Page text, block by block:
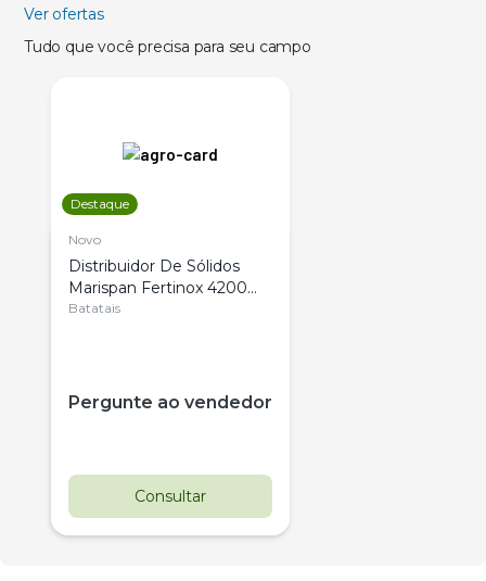
Ver ofertas
Tudo que você precisa para seu campo
Destaque
Novo
Distribuidor De Sólidos
Marispan Fertinox 4200
Citrus
Batatais
Pergunte ao vendedor
Consultar